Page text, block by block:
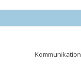
Kommunikation